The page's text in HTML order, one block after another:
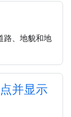
路、地貌和地
并显示